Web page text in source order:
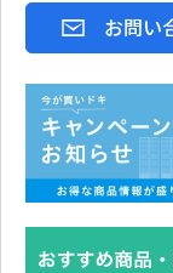
お問い